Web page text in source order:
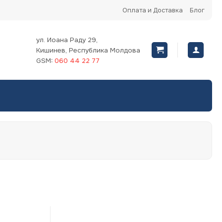
Оплата и Доставка Блог
ул. Иоана Раду 29,
Кишинев, Республика Молдова
GSM: 060 44 22 77